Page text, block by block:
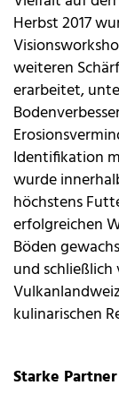
Herbst 2017
weiteren
erarbeitet,
Identifikation
wurde
höchstens
erfolgreichen
Böden
und
kulinarischen
Starke Partner